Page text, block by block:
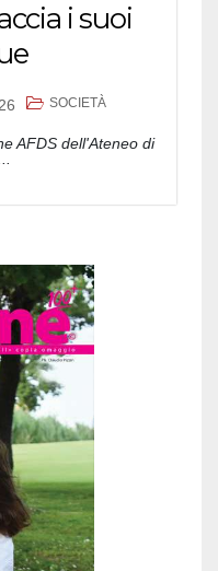
i suoi
SOCIETÀ
AFDS dell'Ateneo di